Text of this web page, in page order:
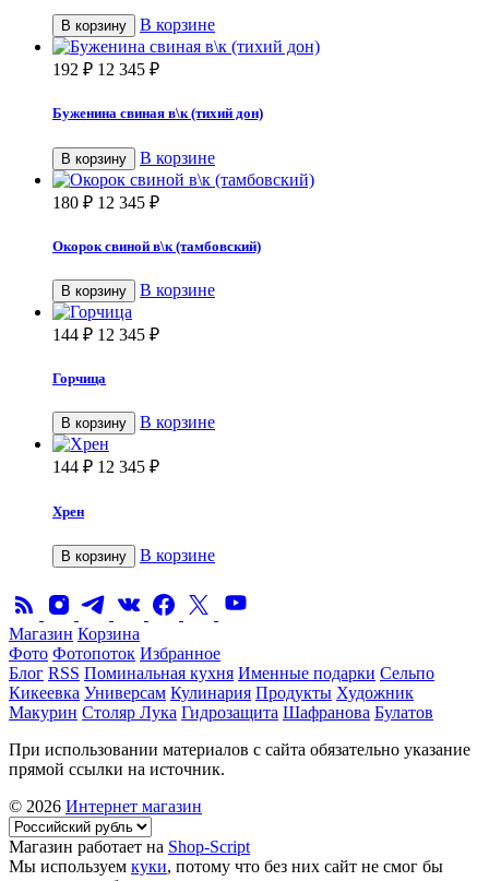
В корзину В корзине
192 ₽ 12 345 ₽
Буженина свиная в\к (тихий дон)
В корзину В корзине
180 ₽ 12 345 ₽
Окорок свиной в\к (тамбовский)
В корзину В корзине
144 ₽ 12 345 ₽
Горчица
В корзину В корзине
144 ₽ 12 345 ₽
Хрен
В корзину В корзине
Магазин Корзина
Фото Фотопоток Избранное
Блог RSS Поминальная кухня Именные подарки Сельпо
Кикеевка Универсам Кулинария Продукты Художник
Макурин Столяр Лука Гидрозащита Шафранова Булатов
При использовании материалов с сайта обязательно указание
прямой ссылки на источник.
© 2026 Интернет магазин
Магазин работает на Shop-Script
Мы используем куки, потому что без них сайт не смог бы